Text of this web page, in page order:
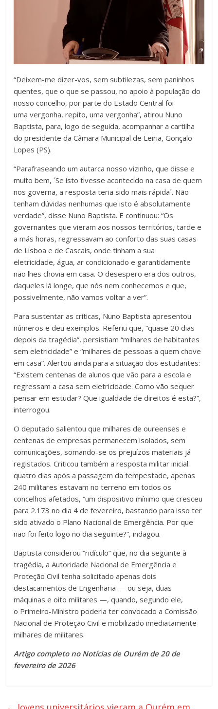
“Deixem-me dizer-vos, sem subtilezas, sem paninhos
quentes, que o que se passou, no apoio à população do
nosso concelho, por parte do Estado Central foi
uma vergonha, repito, uma vergonha”, atirou Nuno
Baptista, para, logo de seguida, acompanhar a cartilha
do presidente da Câmara Municipal de Leiria, Gonçalo
Lopes (PS).
“Parafraseando um autarca nosso vizinho, que disse e
muito bem, ´Se isto tivesse acontecido na casa de quem
nos governa, a resposta teria sido mais rápida´. Não
tenham dúvidas nenhumas que isto é absolutamente
verdade”, disse Nuno Baptista. E continuou: “Os
governantes que vieram aos nossos territórios, tarde e
a más horas, regressavam ao conforto das suas casas
de Lisboa e de Cascais, onde tinham a sua
eletricidade, água, ar condicionado e garantidamente
não lhes chovia em casa. O desespero era dos outros,
daqueles lá longe, que nós nem conhecemos e que,
possivelmente, não vamos voltar a ver”.
Para sustentar as críticas, Nuno Baptista apresentou
números e deu exemplos. Referiu que, “quase 20 dias
depois da tragédia”, persistiam “milhares de habitantes
sem eletricidade” e “milhares de pessoas a quem chove
em casa”. Alertou ainda para a situação dos estudantes:
“Existem centenas de alunos que vão para a escola e
regressam a casa sem eletricidade. Como vão sequer
pensar em estudar? Que igualdade de direitos é esta?”,
interrogou.
O deputado salientou que milhares de oureenses e
centenas de empresas permanecem isolados, sem
comunicações, somando-se os prejuízos materiais já
registados. Criticou também a resposta militar inicial:
quatro dias após a passagem da tempestade, apenas
240 militares estavam no terreno em todos os
concelhos afetados, “um dispositivo mínimo que cresceu
para 2.173 no dia 4 de fevereiro, bastando para isso ter
sido ativado o Plano Nacional de Emergência. Por que
não foi feito logo no dia seguinte?”, indagou.
Baptista considerou “ridículo” que, no dia seguinte à
tragédia, a Autoridade Nacional de Emergência e
Proteção Civil tenha solicitado apenas dois
destacamentos de Engenharia — ou seja, duas
máquinas e oito militares —, quando, segundo ele,
o Primeiro-Ministro poderia ter convocado a Comissão
Nacional de Proteção Civil e mobilizado imediatamente
milhares de militares.
Artigo completo no Notícias de Ourém de 20 de
fevereiro de 2026